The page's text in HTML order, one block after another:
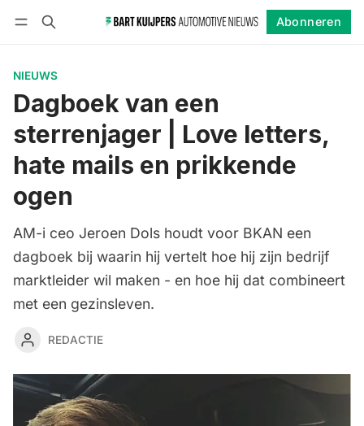
Abonneren
NIEUWS
Dagboek van een
sterrenjager | Love letters,
hate mails en prikkende
ogen
AM-i ceo Jeroen Dols houdt voor BKAN een
dagboek bij waarin hij vertelt hoe hij zijn bedrijf
marktleider wil maken - en hoe hij dat combineert
met een gezinsleven.
REDACTIE